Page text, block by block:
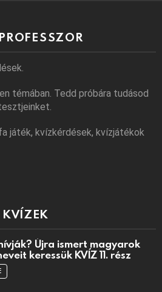
témában. Tedd próbára tudásod
játék, kvízkérdések, kvízjátékok
KVÍZEK
Újra ismert magyarok
keressük KVÍZ 11. rész